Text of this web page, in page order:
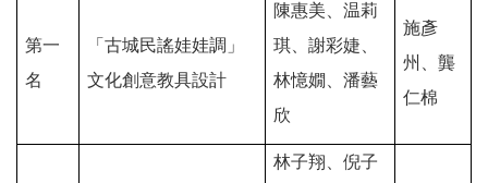
第一
名
「古城民謠娃娃調」
文化創意教具設計
陳惠美、温莉
琪、謝彩婕、
林憶嫺、潘藝
欣
施彥
州、龔
仁棉
林子翔、倪子